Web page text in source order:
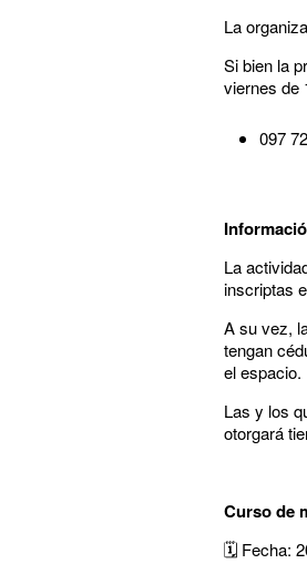
La
Si bien la
viernes de
097
La
inscriptas
A su vez,
tengan
el espacio.
Las y los
otorgará
Curso de
🗓️ Fecha: